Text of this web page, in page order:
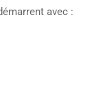
avec :